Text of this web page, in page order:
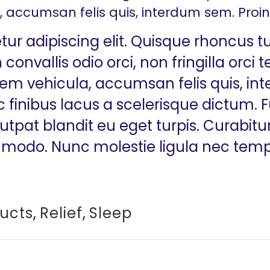
felis quis, interdum sem.
adipiscing elit. Quisque rhoncus
odio orci, non fringilla orci
vehicula, accumsan felis quis,
finibus lacus a scelerisque dictum.
blandit eu eget turpis.
Nunc molestie ligula nec
, Relief, Sleep